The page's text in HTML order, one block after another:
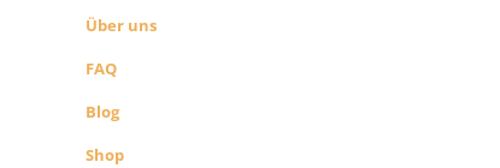
Über uns
FAQ
Blog
Shop